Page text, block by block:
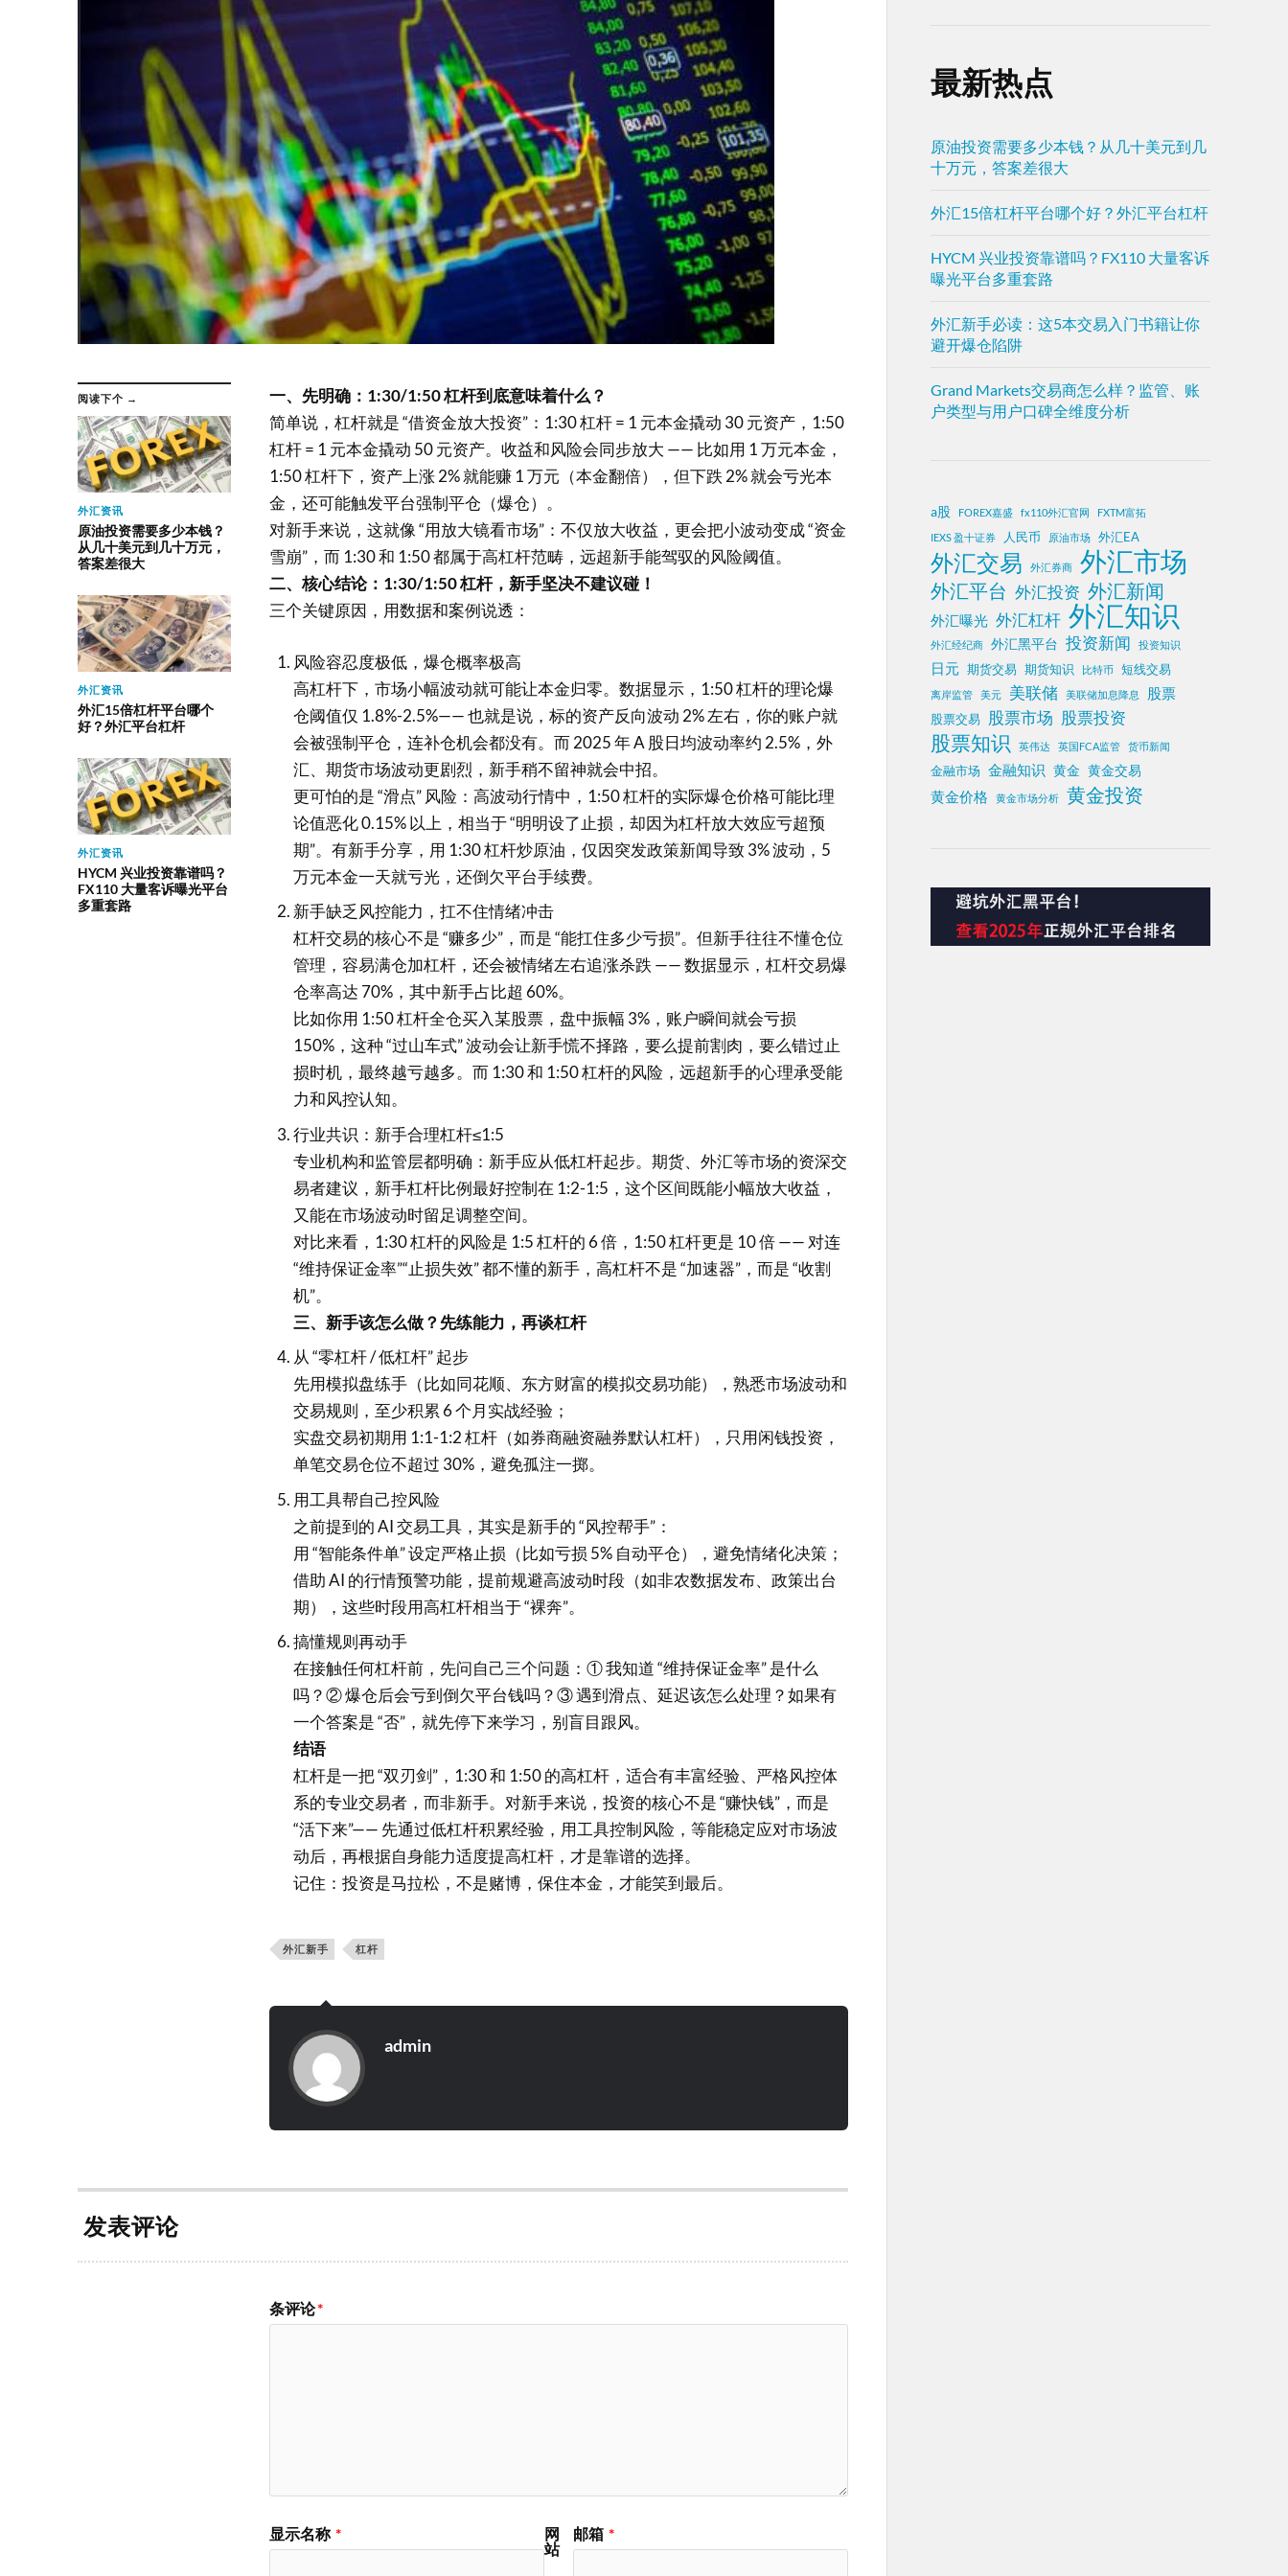
阅读下个 →
外汇资讯
原油投资需要多少本钱？
从几十美元到几十万元，
答案差很大
外汇资讯
外汇15倍杠杆平台哪个
好？外汇平台杠杆
外汇资讯
HYCM 兴业投资靠谱吗？
FX110 大量客诉曝光平台
多重套路
一、先明确：1:30/1:50 杠杆到底意味着什么？
简单说，杠杆就是 “借资金放大投资”：1:30 杠杆 = 1 元本金撬动 30 元资产，1:50
杠杆 = 1 元本金撬动 50 元资产。收益和风险会同步放大 —— 比如用 1 万元本金，
1:50 杠杆下，资产上涨 2% 就能赚 1 万元（本金翻倍），但下跌 2% 就会亏光本
金，还可能触发平台强制平仓（爆仓）。
对新手来说，这就像 “用放大镜看市场”：不仅放大收益，更会把小波动变成 “资金
雪崩”，而 1:30 和 1:50 都属于高杠杆范畴，远超新手能驾驭的风险阈值。
二、核心结论：1:30/1:50 杠杆，新手坚决不建议碰！
三个关键原因，用数据和案例说透：
风险容忍度极低，爆仓概率极高
高杠杆下，市场小幅波动就可能让本金归零。数据显示，1:50 杠杆的理论爆
仓阈值仅 1.8%-2.5%—— 也就是说，标的资产反向波动 2% 左右，你的账户就
会被强制平仓，连补仓机会都没有。而 2025 年 A 股日均波动率约 2.5%，外
汇、期货市场波动更剧烈，新手稍不留神就会中招。
更可怕的是 “滑点” 风险：高波动行情中，1:50 杠杆的实际爆仓价格可能比理
论值恶化 0.15% 以上，相当于 “明明设了止损，却因为杠杆放大效应亏超预
期”。有新手分享，用 1:30 杠杆炒原油，仅因突发政策新闻导致 3% 波动，5
万元本金一天就亏光，还倒欠平台手续费。
新手缺乏风控能力，扛不住情绪冲击
杠杆交易的核心不是 “赚多少”，而是 “能扛住多少亏损”。但新手往往不懂仓位
管理，容易满仓加杠杆，还会被情绪左右追涨杀跌 —— 数据显示，杠杆交易爆
仓率高达 70%，其中新手占比超 60%。
比如你用 1:50 杠杆全仓买入某股票，盘中振幅 3%，账户瞬间就会亏损
150%，这种 “过山车式” 波动会让新手慌不择路，要么提前割肉，要么错过止
损时机，最终越亏越多。而 1:30 和 1:50 杠杆的风险，远超新手的心理承受能
力和风控认知。
行业共识：新手合理杠杆≤1:5
专业机构和监管层都明确：新手应从低杠杆起步。期货、外汇等市场的资深交
易者建议，新手杠杆比例最好控制在 1:2-1:5，这个区间既能小幅放大收益，
又能在市场波动时留足调整空间。
对比来看，1:30 杠杆的风险是 1:5 杠杆的 6 倍，1:50 杠杆更是 10 倍 —— 对连
“维持保证金率”“止损失效” 都不懂的新手，高杠杆不是 “加速器”，而是 “收割
机”。
三、新手该怎么做？先练能力，再谈杠杆
从 “零杠杆 / 低杠杆” 起步
先用模拟盘练手（比如同花顺、东方财富的模拟交易功能），熟悉市场波动和
交易规则，至少积累 6 个月实战经验；
实盘交易初期用 1:1-1:2 杠杆（如券商融资融券默认杠杆），只用闲钱投资，
单笔交易仓位不超过 30%，避免孤注一掷。
用工具帮自己控风险
之前提到的 AI 交易工具，其实是新手的 “风控帮手”：
用 “智能条件单” 设定严格止损（比如亏损 5% 自动平仓），避免情绪化决策；
借助 AI 的行情预警功能，提前规避高波动时段（如非农数据发布、政策出台
期），这些时段用高杠杆相当于 “裸奔”。
搞懂规则再动手
在接触任何杠杆前，先问自己三个问题：① 我知道 “维持保证金率” 是什么
吗？② 爆仓后会亏到倒欠平台钱吗？③ 遇到滑点、延迟该怎么处理？如果有
一个答案是 “否”，就先停下来学习，别盲目跟风。
结语
杠杆是一把 “双刃剑”，1:30 和 1:50 的高杠杆，适合有丰富经验、严格风控体
系的专业交易者，而非新手。对新手来说，投资的核心不是 “赚快钱”，而是
“活下来”—— 先通过低杠杆积累经验，用工具控制风险，等能稳定应对市场波
动后，再根据自身能力适度提高杠杆，才是靠谱的选择。
记住：投资是马拉松，不是赌博，保住本金，才能笑到最后。
外汇新手 杠杆
admin
发表评论
条评论*
显示名称 * 邮箱 *
网
站
最新热点
原油投资需要多少本钱？从几十美元到几
十万元，答案差很大
外汇15倍杠杆平台哪个好？外汇平台杠杆
HYCM 兴业投资靠谱吗？FX110 大量客诉
曝光平台多重套路
外汇新手必读：这5本交易入门书籍让你
避开爆仓陷阱
Grand Markets交易商怎么样？监管、账
户类型与用户口碑全维度分析
a股 FOREX嘉盛 fx110外汇官网
FXTM富拓
IEXS 盈十证券
人民币 原油市场 外汇EA
外汇交易 外汇券商 外汇市场
外汇平台 外汇投资 外汇新闻
外汇曝光 外汇杠杆 外汇知识
外汇经纪商 外汇黑平台 投资新闻 投资知识
日元 期货交易 期货知识 比特币 短线交易
离岸监管 美元 美联储 美联储加息降息 股票
股票交易 股票市场 股票投资
股票知识 英伟达 英国FCA监管 货币新闻
金融市场 金融知识 黄金 黄金交易
黄金价格 黄金市场分析 黄金投资